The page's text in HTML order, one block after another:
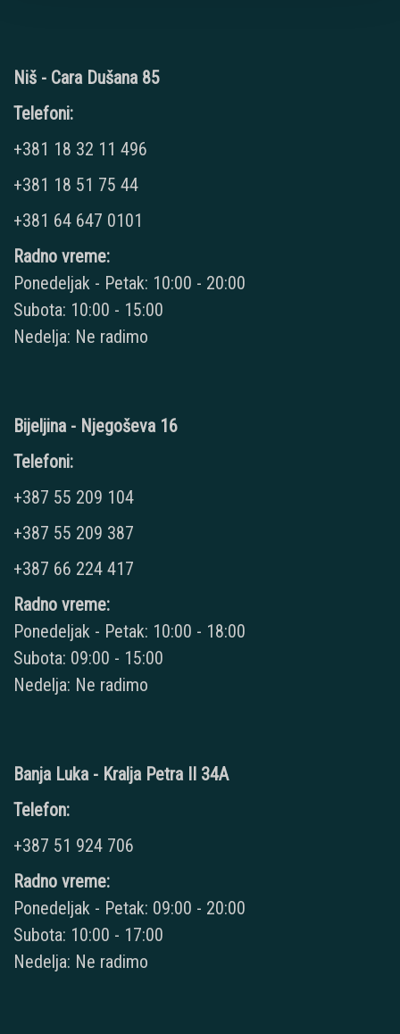
Niš - Cara Dušana 85
Telefoni:
+381 18 32 11 496
+381 18 51 75 44
+381 64 647 0101
Radno vreme:
Ponedeljak - Petak: 10:00 - 20:00
Subota: 10:00 - 15:00
Nedelja: Ne radimo
Bijeljina - Njegoševa 16
Telefoni:
+387 55 209 104
+387 55 209 387
+387 66 224 417
Radno vreme:
Ponedeljak - Petak: 10:00 - 18:00
Subota: 09:00 - 15:00
Nedelja: Ne radimo
Banja Luka - Kralja Petra II 34A
Telefon:
+387 51 924 706
Radno vreme:
Ponedeljak - Petak: 09:00 - 20:00
Subota: 10:00 - 17:00
Nedelja: Ne radimo